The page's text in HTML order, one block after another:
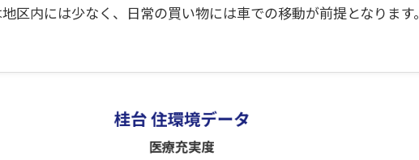
区内には少なく、日常の買い物には車での移動が前提となります。